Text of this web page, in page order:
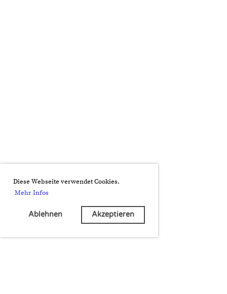
Diese Webseite verwendet Cookies.
Mehr Infos
Ablehnen Akzeptieren